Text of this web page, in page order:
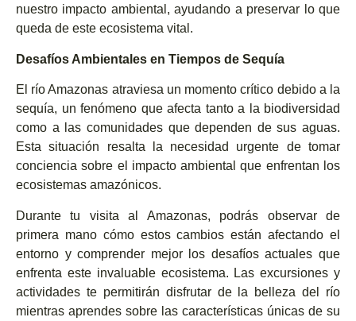
nuestro impacto ambiental, ayudando a preservar lo que
queda de este ecosistema vital.
Desafíos Ambientales en Tiempos de Sequía
El río Amazonas atraviesa un momento crítico debido a la
sequía, un fenómeno que afecta tanto a la biodiversidad
como a las comunidades que dependen de sus aguas.
Esta situación resalta la necesidad urgente de tomar
conciencia sobre el impacto ambiental que enfrentan los
ecosistemas amazónicos.
Durante tu visita al Amazonas, podrás observar de
primera mano cómo estos cambios están afectando el
entorno y comprender mejor los desafíos actuales que
enfrenta este invaluable ecosistema. Las excursiones y
actividades te permitirán disfrutar de la belleza del río
mientras aprendes sobre las características únicas de su